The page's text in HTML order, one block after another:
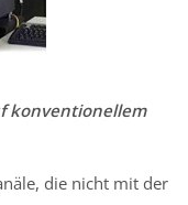
konventionellem
die nicht mit der